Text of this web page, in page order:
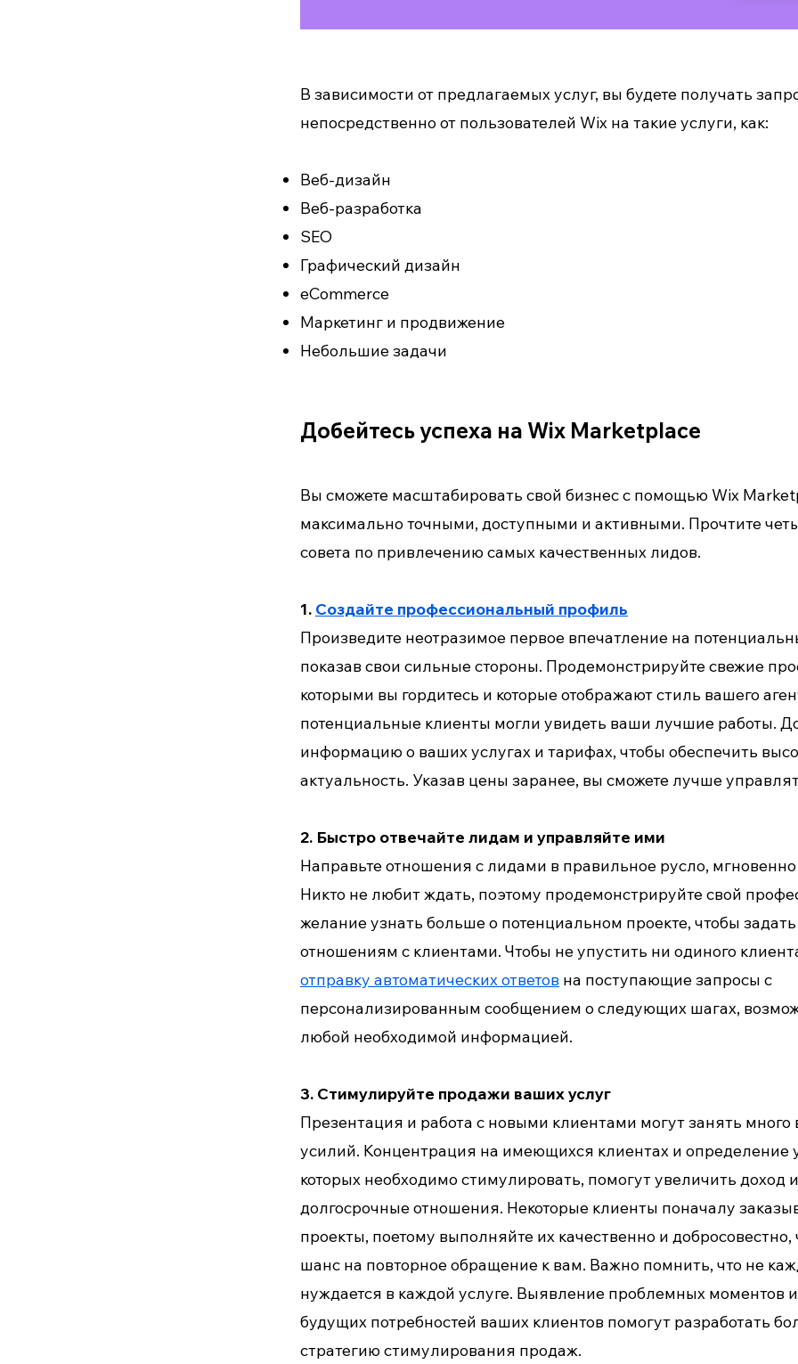
В зависимости от предлагаемых услуг, вы будете получать
непосредственно от пользователей Wix на такие услуги, как:
Веб-дизайн
Веб-разработка
SEO
Графический дизайн
eCommerce
Маркетинг и продвижение
Небольшие задачи
Добейтесь успеха на Wix Marketplace
Вы сможете масштабировать свой бизнес с помощью Wix
максимально точными, доступными и активными. Прочтите
совета по привлечению самых качественных лидов.
1. Создайте профессиональный профиль
Произведите неотразимое первое впечатление на
показав свои сильные стороны. Продемонстрируйте свежие
которыми вы гордитесь и которые отображают стиль вашего
потенциальные клиенты могли увидеть ваши лучшие работы.
информацию о ваших услугах и тарифах, чтобы обеспечить
актуальность. Указав цены заранее, вы сможете лучше
2. Быстро отвечайте лидам и управляйте ими
Направьте отношения с лидами в правильное русло,
Никто не любит ждать, поэтому продемонстрируйте свой
желание узнать больше о потенциальном проекте, чтобы
отношениям с клиентами. Чтобы не упустить ни одиного
отправку автоматических ответов на поступающие запросы с
персонализированным сообщением о следующих шагах,
любой необходимой информацией.
3. Стимулируйте продажи ваших услуг
Презентация и работа с новыми клиентами могут занять
усилий. Концентрация на имеющихся клиентах и ​​определение
которых необходимо стимулировать, помогут увеличить доход
долгосрочные отношения. Некоторые клиенты поначалу
проекты, поетому выполняйте их качественно и
шанс на повторное обращение к вам. Важно помнить, что не
нуждается в каждой услуге. Выявление проблемных моментов
будущих потребностей ваших клиентов помогут разработать
стратегию стимулирования продаж.